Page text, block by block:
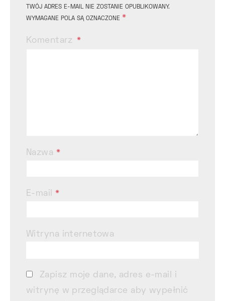
TWÓJ ADRES E-MAIL NIE ZOSTANIE OPUBLIKOWANY.
WYMAGANE POLA SĄ OZNACZONE *
Komentarz
Nazwa *
E-mail*
Witryna internetowa
Zapisz moje dane, adres e-mail i
witrynę w przeglądarce aby wypełnić